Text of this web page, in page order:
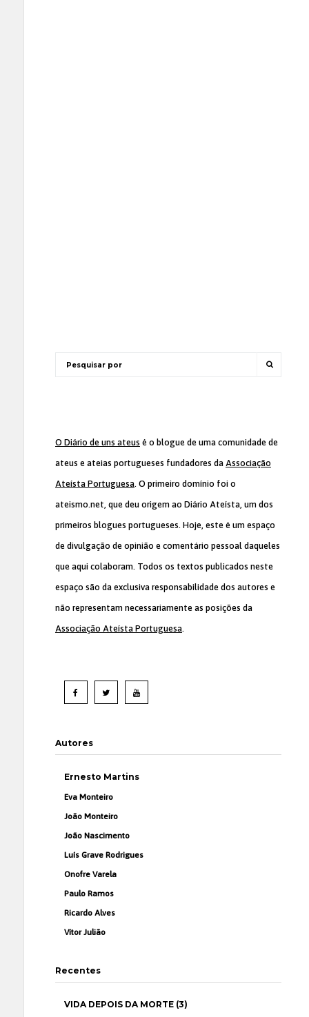
O Diário de uns ateus é o blogue de uma comunidade de
ateus e ateias portugueses fundadores da Associação
Ateísta Portuguesa. O primeiro domínio foi o
ateismo.net, que deu origem ao Diário Ateísta, um dos
primeiros blogues portugueses. Hoje, este é um espaço
de divulgação de opinião e comentário pessoal daqueles
que aqui colaboram. Todos os textos publicados neste
espaço são da exclusiva responsabilidade dos autores e
não representam necessariamente as posições da
Associação Ateísta Portuguesa.
Autores
Ernesto Martins
Eva Monteiro
João Monteiro
João Nascimento
Luís Grave Rodrigues
Onofre Varela
Paulo Ramos
Ricardo Alves
Vítor Julião
Recentes
VIDA DEPOIS DA MORTE (3)